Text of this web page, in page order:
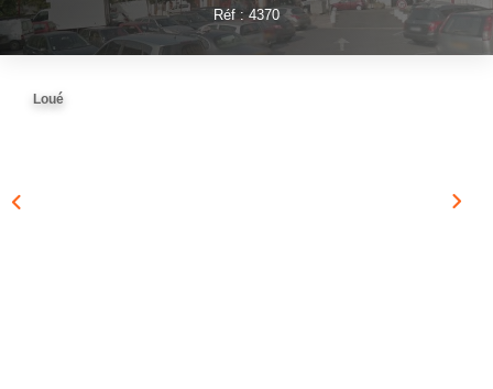
NOTRE AGENCE
Réf : 4370
Loué